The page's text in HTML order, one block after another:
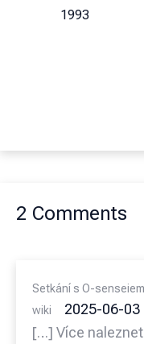
1993
2 Comments
Setkání s O-
wiki
2025-06-03
[…] Více